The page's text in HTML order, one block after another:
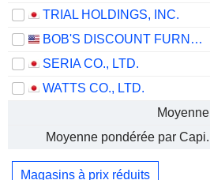
TRIAL HOLDINGS, INC.
BOB'S DISCOUNT FURNITURE, INC.
SERIA CO., LTD.
WATTS CO., LTD.
Moyenne
Moyenne pondérée par Capi.
Magasins à prix réduits